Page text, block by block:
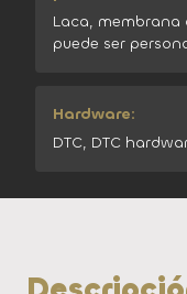
Laca, membrana
puede ser
Hardware:
DTC, DTC